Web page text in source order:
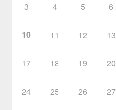
3 4 5 6
10 11 12 13
17 18 19 20
24 25 26 27